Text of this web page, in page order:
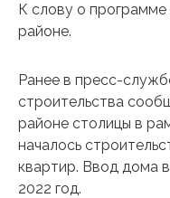
К слову о
районе.
Ранее в пресс-
строительства
районе столицы в
началось
квартир. Ввод дома
2022 год.